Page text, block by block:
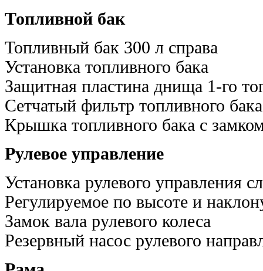
Топливной бак
Топливный бак 300 л справа
Установка топливного бака
Защитная пластина днища 1-го
Сетчатый фильтр топливного бака
Крышка топливного бака с
Рулевое управление
Установка рулевого управления
Регулируемое по высоте и
Замок вала рулевого колеса
Резервный насос рулевого